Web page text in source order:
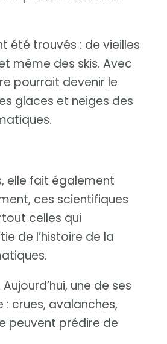
été trouvés : de vieilles
même des skis. Avec
pourrait devenir le
glaces et neiges des
elle fait également
ces scientifiques
celles qui
de l’histoire de la
une de ses
: crues, avalanches,
peuvent prédire de